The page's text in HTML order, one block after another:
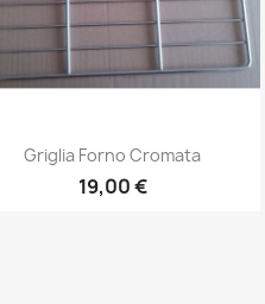
Anteprima
Griglia Forno Cromata
19,00 €